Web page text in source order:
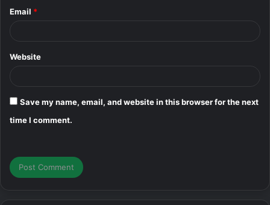
Email *
Website
Save my name, email, and website in this browser for the next
time I comment.